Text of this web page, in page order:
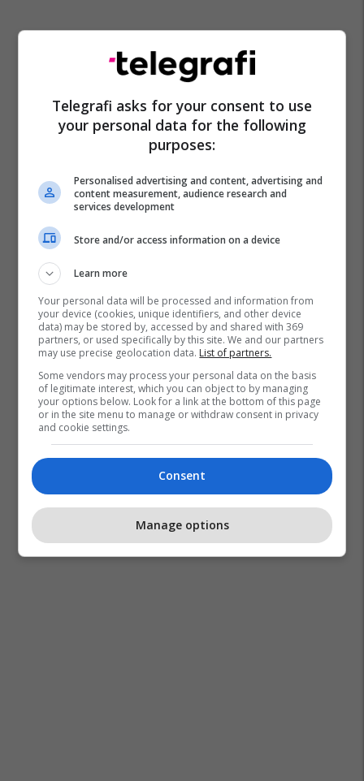
Telegrafi asks for your consent to use
your personal data for the following
purposes:
Personalised advertising and content, advertising and
content measurement, audience research and
services development
Store and/or access information on a device
Learn more
Your personal data will be processed and information from
your device (cookies, unique identifiers, and other device
data) may be stored by, accessed by and shared with 369
partners, or used specifically by this site. We and our partners
may use precise geolocation data. List of partners.
Some vendors may process your personal data on the basis
of legitimate interest, which you can object to by managing
your options below. Look for a link at the bottom of this page
or in the site menu to manage or withdraw consent in privacy
and cookie settings.
Consent
Manage options